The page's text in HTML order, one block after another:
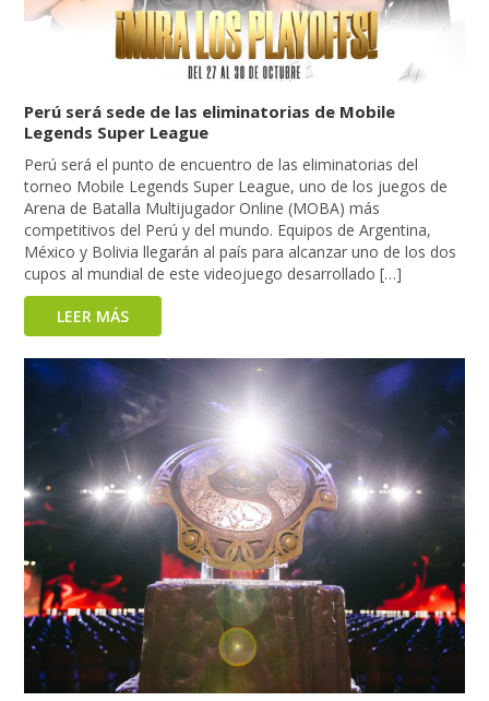
Perú será sede de las eliminatorias de Mobile
Legends Super League
Perú será el punto de encuentro de las eliminatorias del
torneo Mobile Legends Super League, uno de los juegos de
Arena de Batalla Multijugador Online (MOBA) más
competitivos del Perú y del mundo. Equipos de Argentina,
México y Bolivia llegarán al país para alcanzar uno de los dos
cupos al mundial de este videojuego desarrollado […]
LEER MÁS